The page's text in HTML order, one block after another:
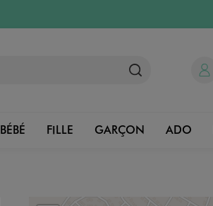
BÉBÉ FILLE GARÇON ADO